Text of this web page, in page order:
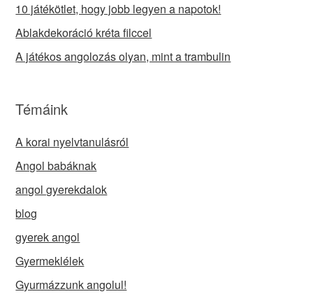
10 játékötlet, hogy jobb legyen a napotok!
Ablakdekoráció kréta filccel
A játékos angolozás olyan, mint a trambulin
Témáink
A korai nyelvtanulásról
Angol babáknak
angol gyerekdalok
blog
gyerek angol
Gyermeklélek
Gyurmázzunk angolul!